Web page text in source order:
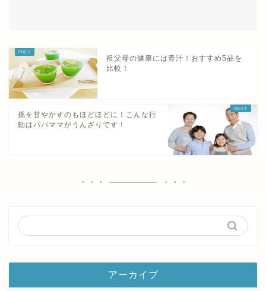
祖父母の健康には青汁！おすすめ5品を
比較！
孫を甘やかすのもほどほどに！こんな行
動はパパママがうんざりです！
アーカイブ